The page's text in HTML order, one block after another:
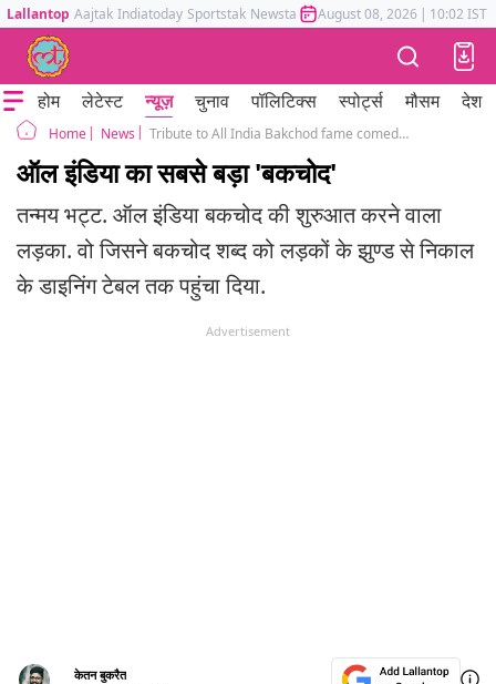
Lallantop Aajtak Indiatoday Sportstak Newstak Mumbai Tak Astrotak
August 08, 2026 | 10:02 IST
होम लेटेस्ट न्यूज़ चुनाव पॉलिटिक्स स्पोर्ट्स मौसम देश
Home News Tribute to All India Bakchod fame comedian and writer Tanmay Bhat on his 29th birthday
ऑल इंडिया का सबसे बड़ा 'बकचोद'
तन्मय भट्ट. ऑल इंडिया बकचोद की शुरुआत करने वाला
लड़का. वो जिसने बकचोद शब्द को लड़कों के झुण्ड से निकाल
के डाइनिंग टेबल तक पहुंचा दिया.
Advertisement
केतन बुकरैत